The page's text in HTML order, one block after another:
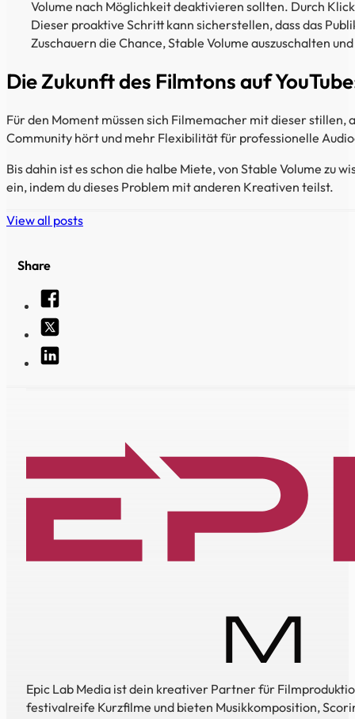
Volume nach Möglichkeit deaktivieren sollten. Durch
Dieser proaktive Schritt kann sicherstellen, dass das
Zuschauern die Chance, Stable Volume auszuschalten
Die Zukunft des Filmtons auf
Für den Moment müssen sich Filmemacher mit dieser
Community hört und mehr Flexibilität für professionelle
Bis dahin ist es schon die halbe Miete, von Stable Volume zu
ein, indem du dieses Problem mit anderen Kreativen teilst.
View all posts
Share
Epic Lab Media ist dein kreativer Partner für
festivalreife Kurzfilme und bieten Musikkomposition,